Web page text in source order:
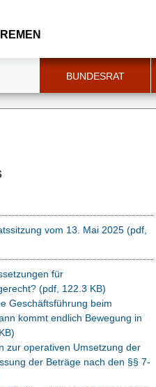
BUNDESRAT
vom 13. Mai 2025 (pdf,
für
(pdf, 122.3 KB)
Geschäftsführung beim
kommt endlich Bewegung in
zur operativen Umsetzung der
der Beträge nach den §§ 7-